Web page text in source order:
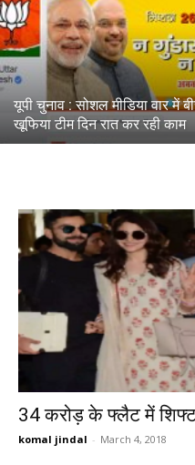
यूपी चुनाव : सोशल मीडिया वार में
खूफिया टीम दिन रात कर रही काम
34 करोड़ के फ्लैट में शिफ्ट
komal jindal - March 4, 2018